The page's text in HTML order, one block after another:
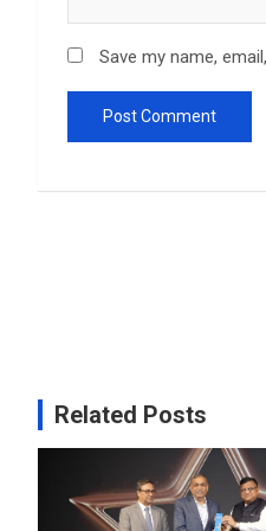
Save my name,
Related Posts